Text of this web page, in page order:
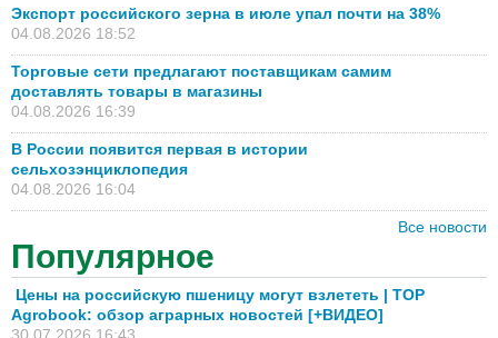
Экспорт российского зерна в июле упал почти на 38%
04.08.2026 18:52
Торговые сети предлагают поставщикам самим
доставлять товары в магазины
04.08.2026 16:39
В России появится первая в истории
сельхозэнциклопедия
04.08.2026 16:04
Все новости
Популярное
Цены на российскую пшеницу могут взлететь | TOP
Agrobook: обзор аграрных новостей [+ВИДЕО]